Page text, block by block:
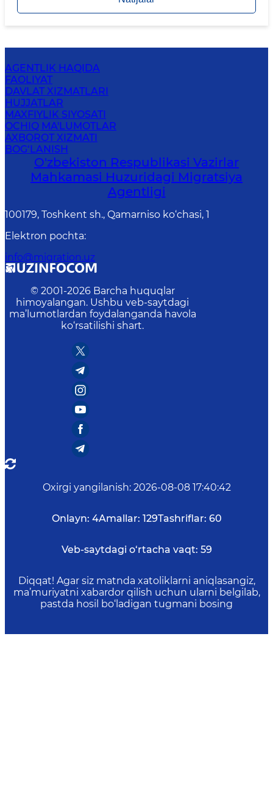
AGENTLIK HAQIDA
FAOLIYAT
DAVLAT XIZMATLARI
HUJJATLAR
MAXFIYLIK SIYOSATI
OCHIQ MA'LUMOTLAR
AXBOROT XIZMATI
BOG‘LANISH
O'zbekiston Respublikasi Vazirlar
Mahkamasi Huzuridagi Migratsiya
Agentligi
100179, Toshkent sh., Qamarniso ko‘chasi, 1
Elektron pochta:
info@migration.uz
© 2001-2026 Barcha huquqlar
himoyalangan. Ushbu veb-saytdagi
ma’lumotlardan foydalanganda havola
ko‘rsatilishi shart.
Oxirgi yangilanish: 2026-08-08 17:40:42
Onlayn: 4Amallar: 129Tashriflar: 60
Veb-saytdagi o‘rtacha vaqt: 59
Diqqat! Agar siz matnda xatoliklarni aniqlasangiz,
ma’muriyatni xabardor qilish uchun ularni belgilab,
pastda hosil bo‘ladigan tugmani bosing